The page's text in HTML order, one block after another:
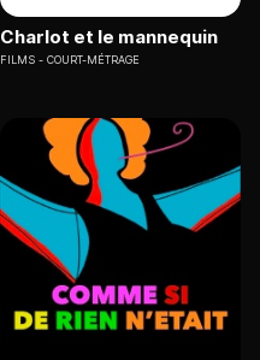
Charlot et le mannequin
FILMS COURT-MÉTRAGE